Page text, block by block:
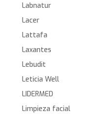
Labnatur
Lacer
Lattafa
Laxantes
Lebudit
Leticia Well
LIDERMED
Limpieza facial